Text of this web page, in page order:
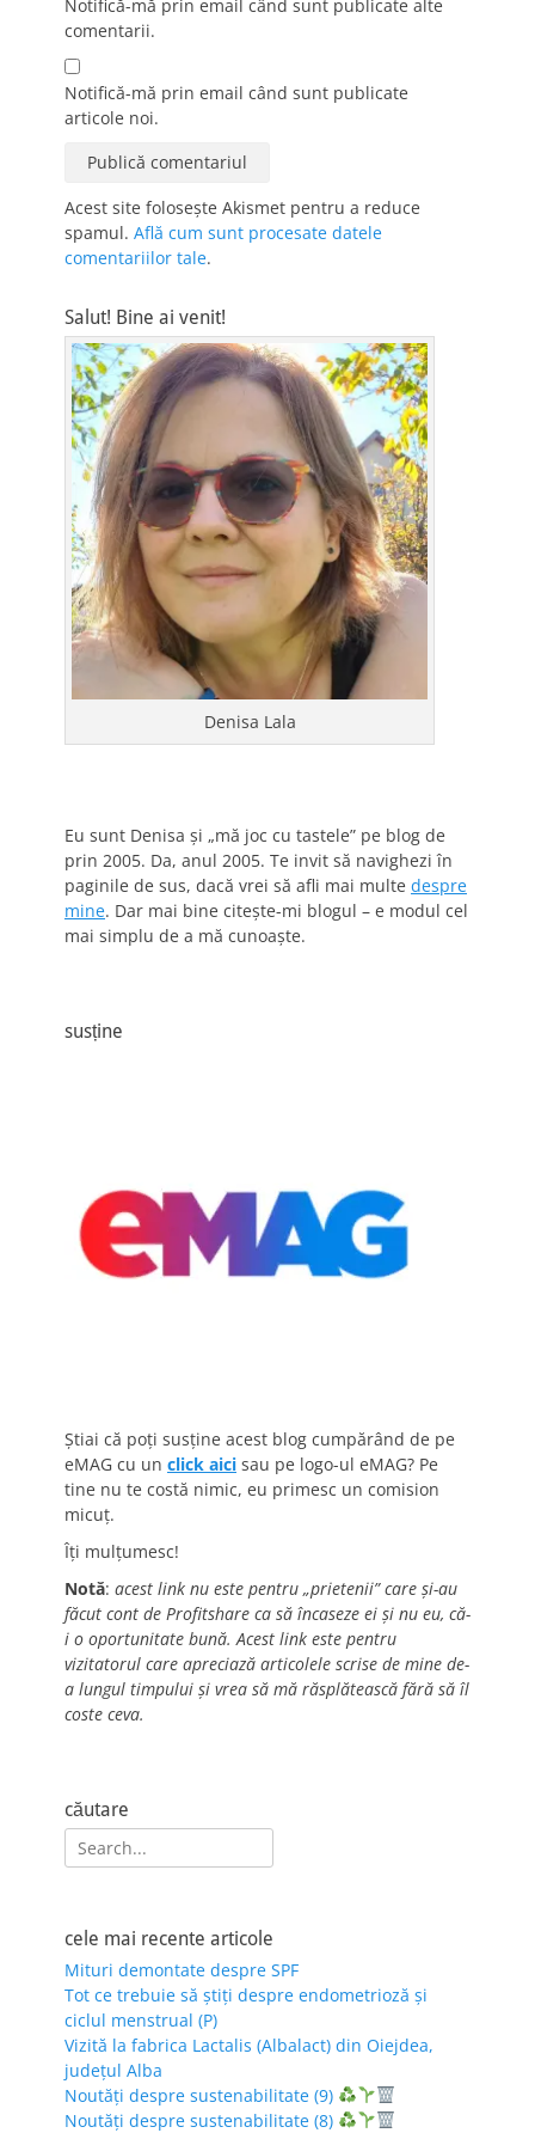
Notifică-mă prin email când sunt publicate alte
comentarii.
Notifică-mă prin email când sunt publicate
articole noi.
Acest site folosește Akismet pentru a reduce
spamul. Află cum sunt procesate datele
comentariilor tale.
Salut! Bine ai venit!
Denisa Lala
Eu sunt Denisa și „mă joc cu tastele” pe blog de
prin 2005. Da, anul 2005. Te invit să navighezi în
paginile de sus, dacă vrei să afli mai multe despre
mine. Dar mai bine citește-mi blogul – e modul cel
mai simplu de a mă cunoaște.
susține
Știai că poți susține acest blog cumpărând de pe
eMAG cu un click aici sau pe logo-ul eMAG? Pe
tine nu te costă nimic, eu primesc un comision
micuț.
Îți mulțumesc!
Notă: acest link nu este pentru „prietenii” care și-au
făcut cont de Profitshare ca să încaseze ei și nu eu, că-
i o oportunitate bună. Acest link este pentru
vizitatorul care apreciază articolele scrise de mine de-
a lungul timpului și vrea să mă răsplătească fără să îl
coste ceva.
căutare
Search
for:
cele mai recente articole
Mituri demontate despre SPF
Tot ce trebuie să știți despre endometrioză și
ciclul menstrual (P)
Vizită la fabrica Lactalis (Albalact) din Oiejdea,
județul Alba
Noutăți despre sustenabilitate (9)
Noutăți despre sustenabilitate (8)